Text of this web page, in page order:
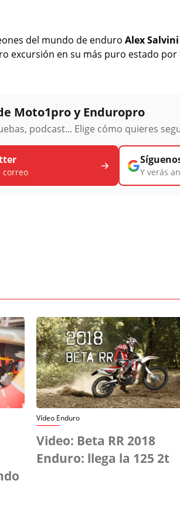
del mundo de enduro Alex Salvini
excursión en su más puro estado por
Moto1pro y Enduropro
podcast... Elige cómo quieres
correo Y verás
Vídeo Enduro
Video: Beta RR 2018
Enduro: llega la 125 2t